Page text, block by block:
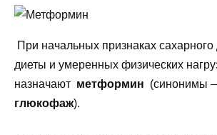
При начальных признаках
диеты и умеренных физических
назначают метформин (синонимы –
глюкофаж).